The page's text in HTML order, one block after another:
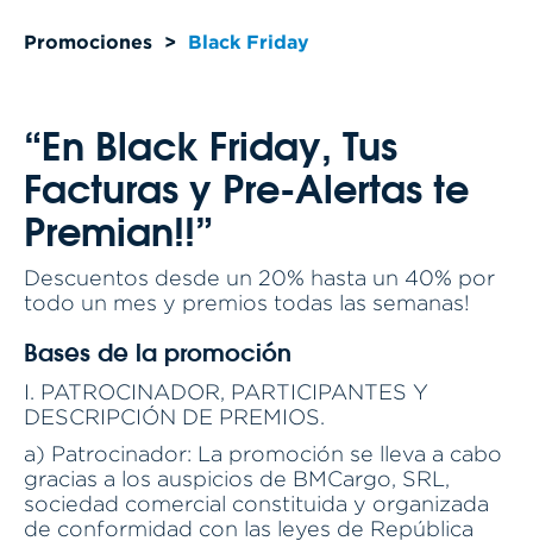
Promociones > Black Friday
“En Black Friday, Tus
Facturas y Pre-Alertas te
Premian!!”
Descuentos desde un 20% hasta un 40% por
todo un mes y premios todas las semanas!
Bases de la promoción
I. PATROCINADOR, PARTICIPANTES Y
DESCRIPCIÓN DE PREMIOS.
a) Patrocinador: La promoción se lleva a cabo
gracias a los auspicios de BMCargo, SRL,
sociedad comercial constituida y organizada
de conformidad con las leyes de República